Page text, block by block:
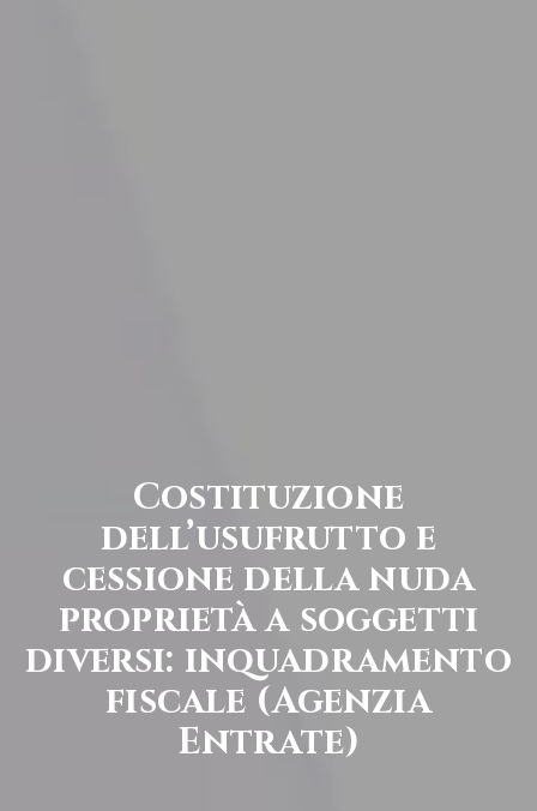
Costituzione
dell’usufrutto e
cessione della nuda
proprietà a soggetti
diversi: inquadramento
fiscale (Agenzia
Entrate)